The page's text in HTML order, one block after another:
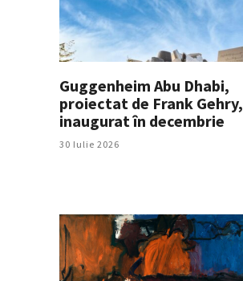
Guggenheim Abu Dhabi,
proiectat de Frank Gehry,
inaugurat în decembrie
30 Iulie 2026